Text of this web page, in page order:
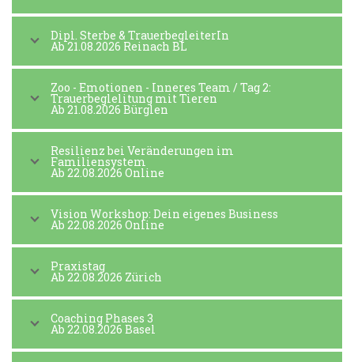
Dipl. Sterbe & TrauerbegleiterIn
Ab 21.08.2026 Reinach BL
Zoo - Emotionen - Inneres Team / Tag 2:
Trauerbeglelitung mit Tieren
Ab 21.08.2026 Bürglen
Resilienz bei Veränderungen im
Familiensystem
Ab 22.08.2026 Online
Vision Workshop: Dein eigenes Business
Ab 22.08.2026 Online
Praxistag
Ab 22.08.2026 Zürich
Coaching Phases 3
Ab 22.08.2026 Basel